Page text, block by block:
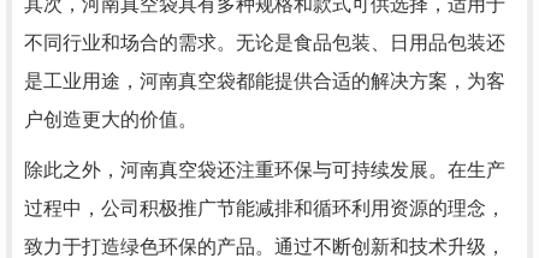
其次，河南真空袋具有多种规格和款式可供选择，适用于
不同行业和场合的需求。无论是食品包装、日用品包装还
是工业用途，河南真空袋都能提供合适的解决方案，为客
户创造更大的价值。
除此之外，河南真空袋还注重环保与可持续发展。在生产
过程中，公司积极推广节能减排和循环利用资源的理念，
致力于打造绿色环保的产品。通过不断创新和技术升级，